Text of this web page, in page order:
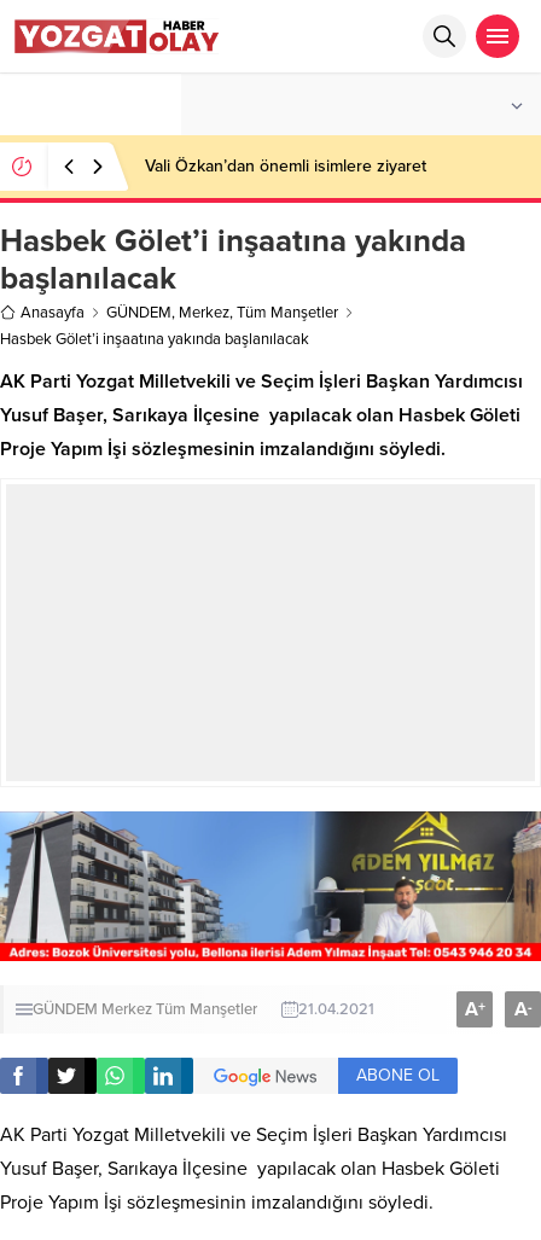
Vali Özkan’dan önemli isimlere ziyaret
Hasbek Gölet’i inşaatına yakında
başlanılacak
Anasayfa GÜNDEM, Merkez,Tüm Manşetler
Hasbek Gölet’i inşaatına yakında başlanılacak
AK Parti Yozgat Milletvekili ve Seçim İşleri Başkan Yardımcısı
Yusuf Başer, Sarıkaya İlçesine yapılacak olan Hasbek Göleti
Proje Yapım İşi sözleşmesinin imzalandığını söyledi.
GÜNDEM MerkezTüm Manşetler 21.04.2021 A+ A-
ABONE OL
AK Parti Yozgat Milletvekili ve Seçim İşleri Başkan Yardımcısı
Yusuf Başer, Sarıkaya İlçesine yapılacak olan Hasbek Göleti
Proje Yapım İşi sözleşmesinin imzalandığını söyledi.